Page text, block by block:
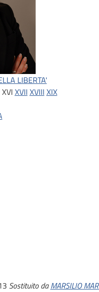
LIBERTA'
XVI XVII XVIII XIX
Sostituito daMARSILIO